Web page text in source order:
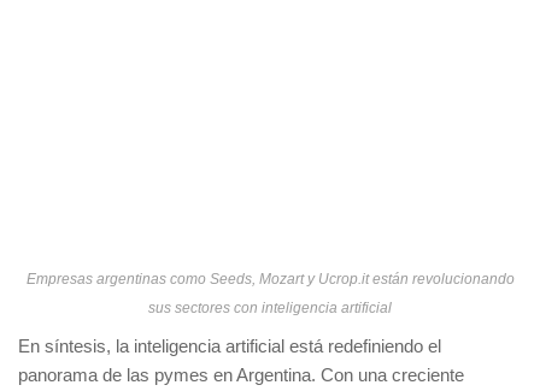
Empresas argentinas como Seeds, Mozart y Ucrop.it están revolucionando
sus sectores con inteligencia artificial
En síntesis, la inteligencia artificial está redefiniendo el
panorama de las pymes en Argentina. Con una creciente